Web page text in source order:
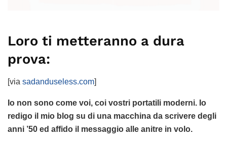
Loro ti metteranno a dura
prova:
[via sadanduseless.com]
Io non sono come voi, coi vostri portatili moderni. Io
redigo il mio blog su di una macchina da scrivere degli
anni ’50 ed affido il messaggio alle anitre in volo.